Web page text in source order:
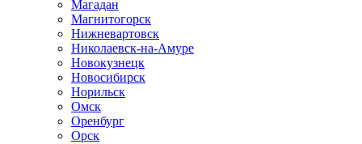
Магадан
Магнитогорск
Нижневартовск
Николаевск-на-Амуре
Новокузнецк
Новосибирск
Норильск
Омск
Оренбург
Орск